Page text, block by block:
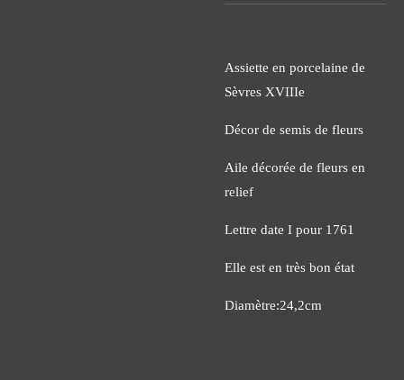
Assiette en porcelaine de
Sèvres XVIIIe
Décor de semis de fleurs
Aile décorée de fleurs en
relief
Lettre date I pour 1761
Elle est en très bon état
Diamètre:24,2cm